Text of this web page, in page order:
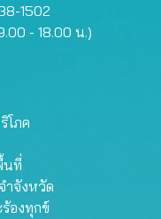
1502
- 18.00 น.)
โภค
นที่
ำจังหวัด
ร้องทุกข์